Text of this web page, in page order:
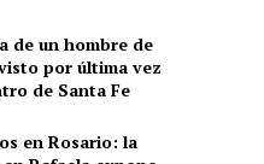
de un hombre de
por última vez
de Santa Fe
en Rosario: la